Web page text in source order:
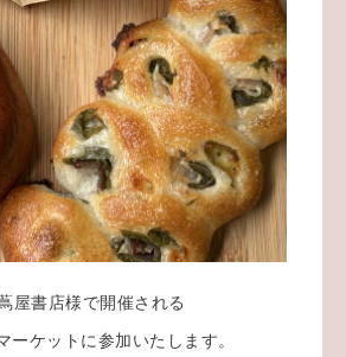
屋書店様で開催される
ーケットに参加いたします。